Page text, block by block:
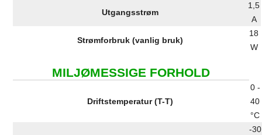
Utgangsstrøm
1,5
A
Strømforbruk (vanlig bruk)
18
W
MILJØMESSIGE FORHOLD
Driftstemperatur (T-T)
0 -
40
°C
-30